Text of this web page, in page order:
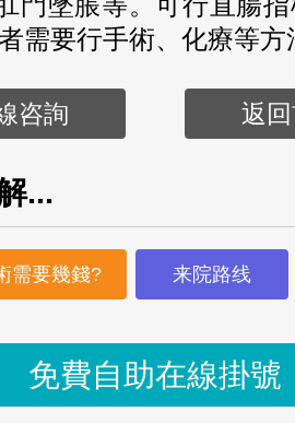
需要行手術、化療等方
咨詢 返
...
需要幾錢? 来院路线
免費自助在線掛號